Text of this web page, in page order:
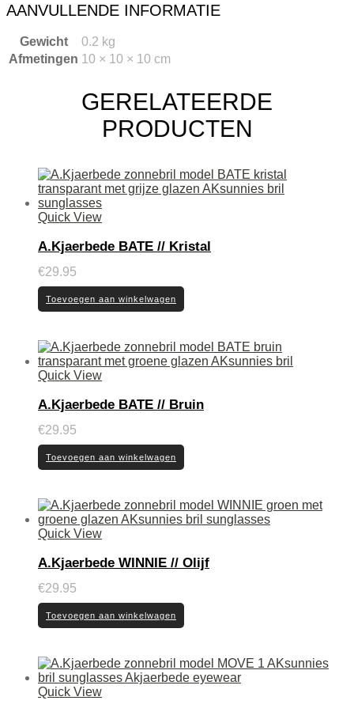
AANVULLENDE INFORMATIE
Gewicht
0.2 kg
Afmetingen 10 × 10 × 10 cm
GERELATEERDE
PRODUCTEN
Quick View
A.Kjaerbede BATE // Kristal
€29.95
Toevoegen aan winkelwagen
Quick View
A.Kjaerbede BATE // Bruin
€29.95
Toevoegen aan winkelwagen
Quick View
A.Kjaerbede WINNIE // Olijf
€29.95
Toevoegen aan winkelwagen
Quick View